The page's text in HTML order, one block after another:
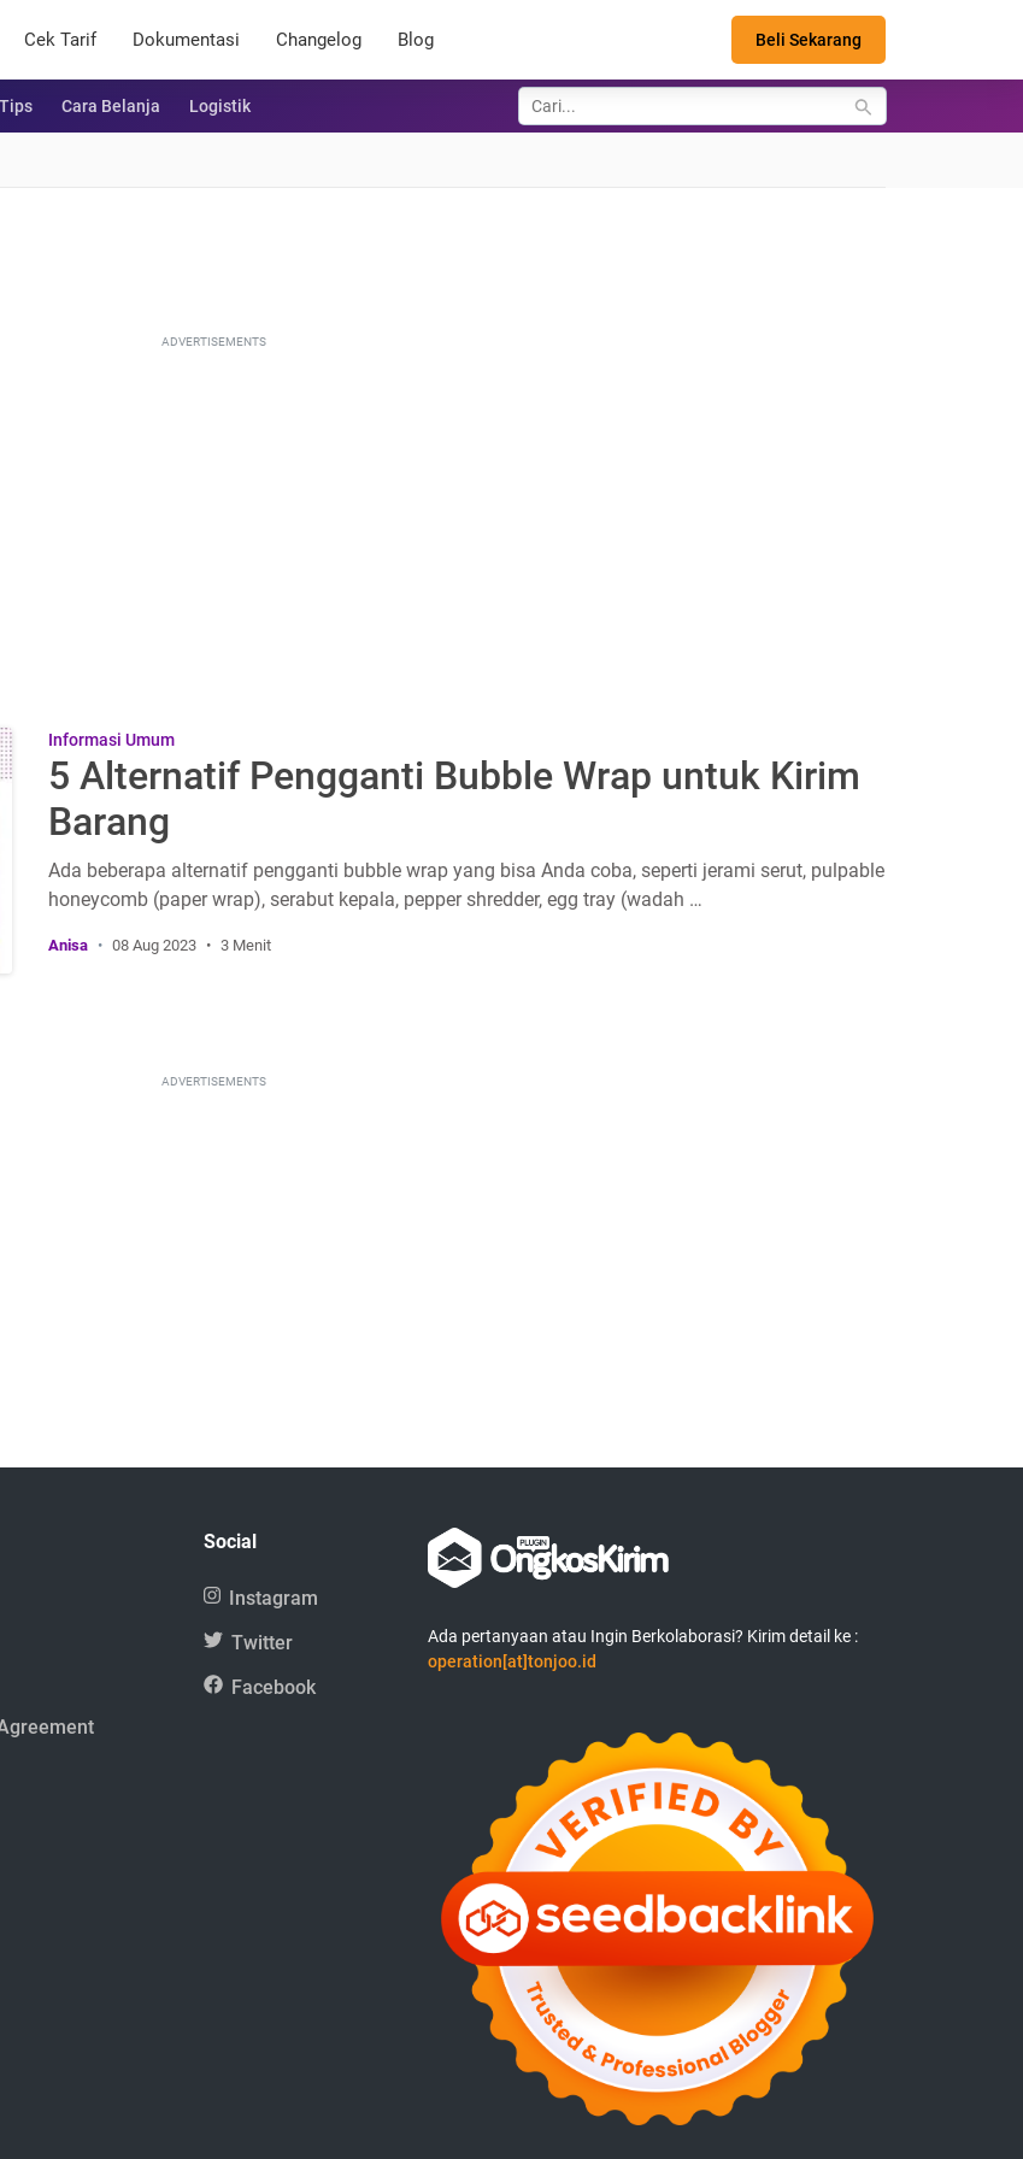
Cek Tarif Dokumentasi Changelog Blog Beli Sekarang
Tips Cara Belanja Logistik
ADVERTISEMENTS
Informasi Umum
5 Alternatif Pengganti Bubble Wrap untuk Kirim
Barang
Ada beberapa alternatif pengganti bubble wrap yang bisa Anda coba, seperti jerami serut, pulpable
honeycomb (paper wrap), serabut kepala, pepper shredder, egg tray (wadah …
Anisa 08 Aug 2023 3 Menit
ADVERTISEMENTS
Social
Instagram
Twitter
Facebook
Ada pertanyaan atau Ingin Berkolaborasi? Kirim detail ke :
operation[at]tonjoo.id